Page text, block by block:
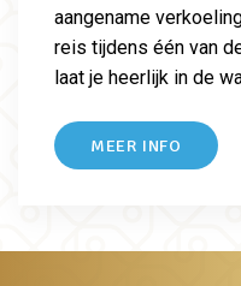
aangename
reis tijdens één van
laat je heerlijk in de
MEER INFO